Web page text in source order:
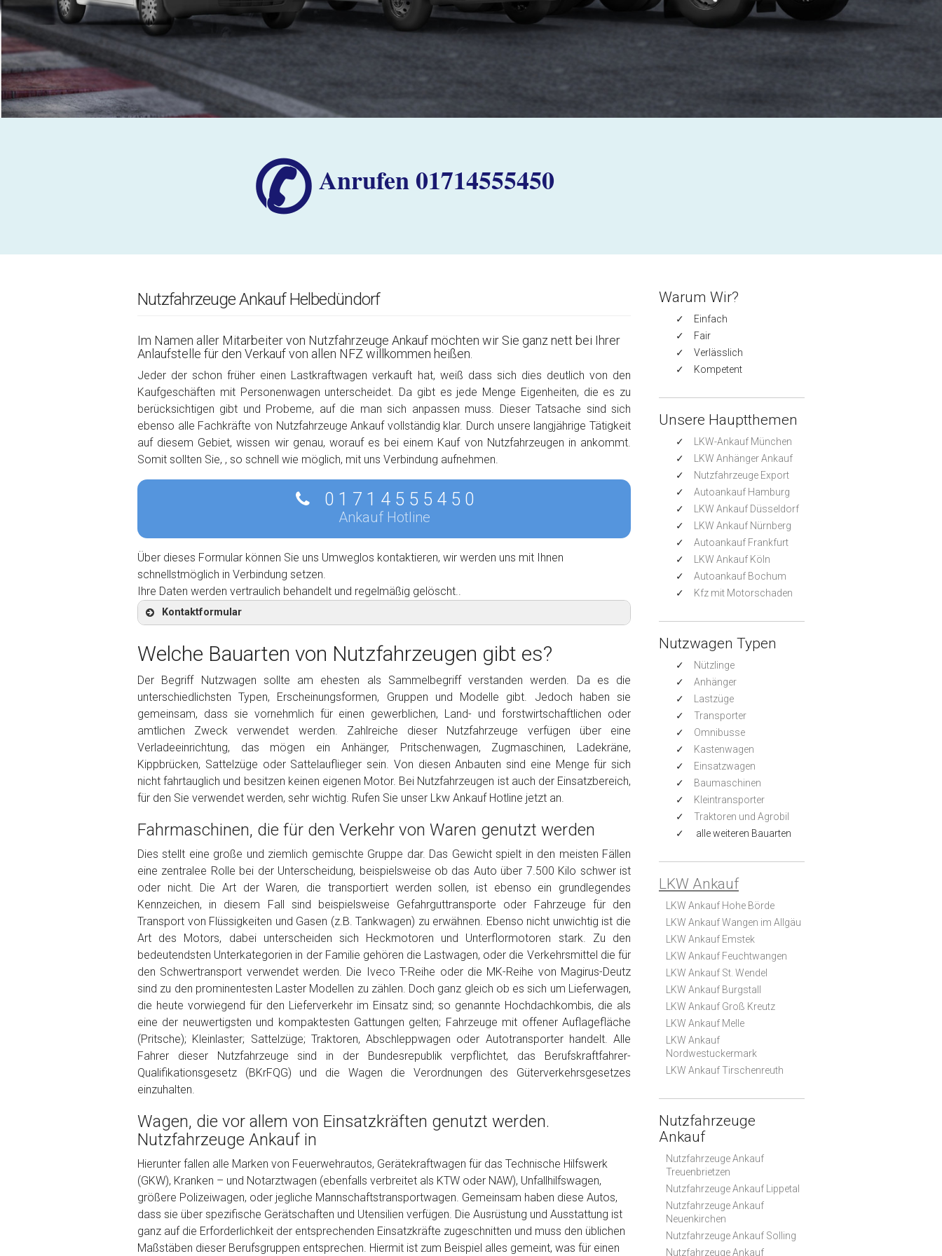
✆Anrufen 01714555450
Nutzfahrzeuge Ankauf Helbedündorf
Im Namen aller Mitarbeiter von Nutzfahrzeuge Ankauf möchten wir Sie ganz nett bei Ihrer
Anlaufstelle für den Verkauf von allen NFZ willkommen heißen.
Jeder der schon früher einen Lastkraftwagen verkauft hat, weiß dass sich dies deutlich von den
Kaufgeschäften mit Personenwagen unterscheidet. Da gibt es jede Menge Eigenheiten, die es zu
berücksichtigen gibt und Probeme, auf die man sich anpassen muss. Dieser Tatsache sind sich
ebenso alle Fachkräfte von Nutzfahrzeuge Ankauf vollständig klar. Durch unsere langjährige Tätigkeit
auf diesem Gebiet, wissen wir genau, worauf es bei einem Kauf von Nutzfahrzeugen in ankommt.
Somit sollten Sie, , so schnell wie möglich, mit uns Verbindung aufnehmen.
0 1 7 1 4 5 5 5 4 5 0
Ankauf Hotline
Über dieses Formular können Sie uns Umweglos kontaktieren, wir werden uns mit Ihnen
schnellstmöglich in Verbindung setzen.
Ihre Daten werden vertraulich behandelt und regelmäßig gelöscht..
Kontaktformular
Kontaktformular
Marke*
Model*
Baujahr
Getriebe
Bekannte Schäden
Kilometerstand
Preisvorstellung
Name*
Telefon
Email
PLZ und Ort
Foto Nr. 1
Welche Bauarten von Nutzfahrzeugen gibt es?
Der Begriff Nutzwagen sollte am ehesten als Sammelbegriff verstanden werden. Da es die
unterschiedlichsten Typen, Erscheinungsformen, Gruppen und Modelle gibt. Jedoch haben sie
gemeinsam, dass sie vornehmlich für einen gewerblichen, Land- und forstwirtschaftlichen oder
amtlichen Zweck verwendet werden. Zahlreiche dieser Nutzfahrzeuge verfügen über eine
Verladeeinrichtung, das mögen ein Anhänger, Pritschenwagen, Zugmaschinen, Ladekräne,
Kippbrücken, Sattelzüge oder Sattelauflieger sein. Von diesen Anbauten sind eine Menge für sich
nicht fahrtauglich und besitzen keinen eigenen Motor. Bei Nutzfahrzeugen ist auch der Einsatzbereich,
für den Sie verwendet werden, sehr wichtig. Rufen Sie unser Lkw Ankauf Hotline jetzt an.
Fahrmaschinen, die für den Verkehr von Waren genutzt werden
Dies stellt eine große und ziemlich gemischte Gruppe dar. Das Gewicht spielt in den meisten Fällen
eine zentralee Rolle bei der Unterscheidung, beispielsweise ob das Auto über 7.500 Kilo schwer ist
oder nicht. Die Art der Waren, die transportiert werden sollen, ist ebenso ein grundlegendes
Kennzeichen, in diesem Fall sind beispielsweise Gefahrguttransporte oder Fahrzeuge für den
Transport von Flüssigkeiten und Gasen (z.B. Tankwagen) zu erwähnen. Ebenso nicht unwichtig ist die
Art des Motors, dabei unterscheiden sich Heckmotoren und Unterflormotoren stark. Zu den
bedeutendsten Unterkategorien in der Familie gehören die Lastwagen, oder die Verkehrsmittel die für
den Schwertransport verwendet werden. Die Iveco T-Reihe oder die MK-Reihe von Magirus-Deutz
sind zu den prominentesten Laster Modellen zu zählen. Doch ganz gleich ob es sich um Lieferwagen,
die heute vorwiegend für den Lieferverkehr im Einsatz sind; so genannte Hochdachkombis, die als
eine der neuwertigsten und kompaktesten Gattungen gelten; Fahrzeuge mit offener Auflagefläche
(Pritsche); Kleinlaster; Sattelzüge; Traktoren, Abschleppwagen oder Autotransporter handelt. Alle
Fahrer dieser Nutzfahrzeuge sind in der Bundesrepublik verpflichtet, das Berufskraftfahrer-
Qualifikationsgesetz (BKrFQG) und die Wagen die Verordnungen des Güterverkehrsgesetzes
einzuhalten.
Wagen, die vor allem von Einsatzkräften genutzt werden.
Nutzfahrzeuge Ankauf in
Hierunter fallen alle Marken von Feuerwehrautos, Gerätekraftwagen für das Technische Hilfswerk
(GKW), Kranken – und Notarztwagen (ebenfalls verbreitet als KTW oder NAW), Unfallhilfswagen,
größere Polizeiwagen, oder jegliche Mannschaftstransportwagen. Gemeinsam haben diese Autos,
dass sie über spezifische Gerätschaften und Utensilien verfügen. Die Ausrüstung und Ausstattung ist
ganz auf die Erforderlichkeit der entsprechenden Einsatzkräfte zugeschnitten und muss den üblichen
Maßstäben dieser Berufsgruppen entsprechen. Hiermit ist zum Beispiel alles gemeint, was für einen
Warum Wir?
Einfach
Fair
Verlässlich
Kompetent
Unsere Hauptthemen
LKW-Ankauf München
LKW Anhänger Ankauf
Nutzfahrzeuge Export
Autoankauf Hamburg
LKW Ankauf Düsseldorf
LKW Ankauf Nürnberg
Autoankauf Frankfurt
LKW Ankauf Köln
Autoankauf Bochum
Kfz mit Motorschaden
Nutzwagen Typen
Nützlinge
Anhänger
Lastzüge
Transporter
Omnibusse
Kastenwagen
Einsatzwagen
Baumaschinen
Kleintransporter
Traktoren und Agrobil
alle weiteren Bauarten
LKW Ankauf
LKW Ankauf Hohe Börde
LKW Ankauf Wangen im Allgäu
LKW Ankauf Emstek
LKW Ankauf Feuchtwangen
LKW Ankauf St. Wendel
LKW Ankauf Burgstall
LKW Ankauf Groß Kreutz
LKW Ankauf Melle
LKW Ankauf
Nordwestuckermark
LKW Ankauf Tirschenreuth
Nutzfahrzeuge
Ankauf
Nutzfahrzeuge Ankauf
Treuenbrietzen
Nutzfahrzeuge Ankauf Lippetal
Nutzfahrzeuge Ankauf
Neuenkirchen
Nutzfahrzeuge Ankauf Solling
Nutzfahrzeuge Ankauf